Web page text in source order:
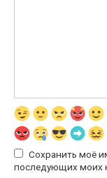
Сохранить моё
последующих моих